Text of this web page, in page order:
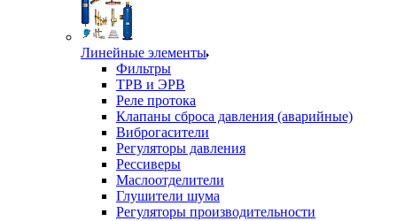
Линейные элементы
Фильтры
ТРВ и ЭРВ
Реле протока
Клапаны сброса давления (аварийные)
Виброгасители
Регуляторы давления
Рессиверы
Маслоотделители
Глушители шума
Регуляторы производительности